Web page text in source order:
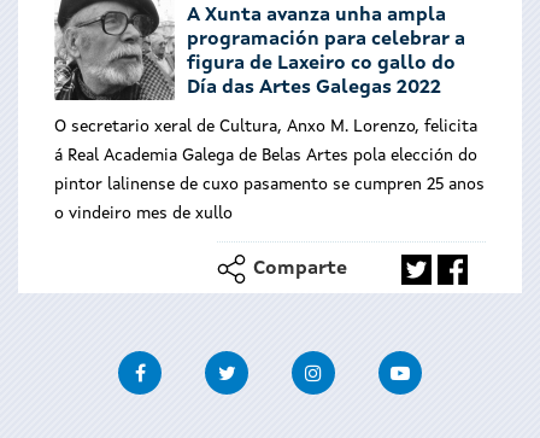
A Xunta avanza unha ampla
programación para celebrar a
figura de Laxeiro co gallo do
Día das Artes Galegas 2022
O secretario xeral de Cultura, Anxo M. Lorenzo, felicita
á Real Academia Galega de Belas Artes pola elección do
pintor lalinense de cuxo pasamento se cumpren 25 anos
o vindeiro mes de xullo
Comparte
FacebookTwitter InstagramYoutube